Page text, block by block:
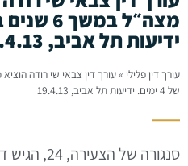
ידיעות תל אביב, 19.4.13
עורך דין פלילי »
של 4 ימים. ידיעות תל אביב, 19.4.13
סנגורה של